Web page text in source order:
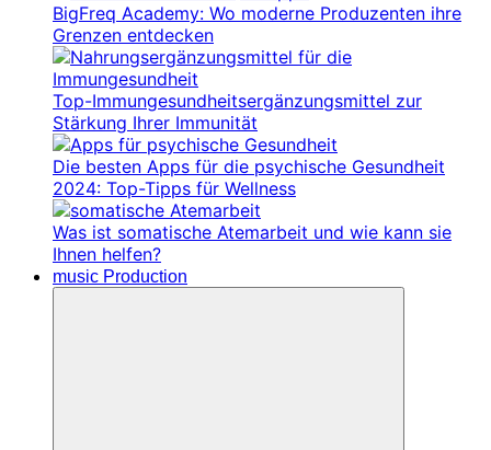
BigFreq Academy: Wo moderne Produzenten ihre
Grenzen entdecken
Top-Immungesundheitsergänzungsmittel zur
Stärkung Ihrer Immunität
Die besten Apps für die psychische Gesundheit
2024: Top-Tipps für Wellness
Was ist somatische Atemarbeit und wie kann sie
Ihnen helfen?
music Production